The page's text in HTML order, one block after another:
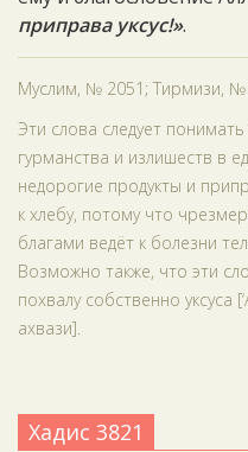
приправа уксус!».
Муслим, № 2051; Тирмизи,
Эти слова следует
гурманства и излишеств в
недорогие продукты и
к хлебу, потому что
благами ведёт к болезни
Возможно также, что эти
похвалу собственно уксуса
ахвази].
Хадис 3821